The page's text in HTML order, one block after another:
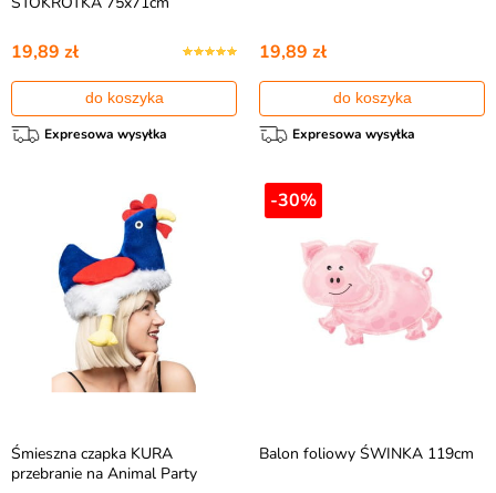
19,89 zł
do koszyka
Expresowa wysyłka
19,89 zł
do koszyka
Expresowa wysyłka
Śmieszna czapka KURA
przebranie na Animal Party
-30%
Balon foliowy ŚWINKA 119cm